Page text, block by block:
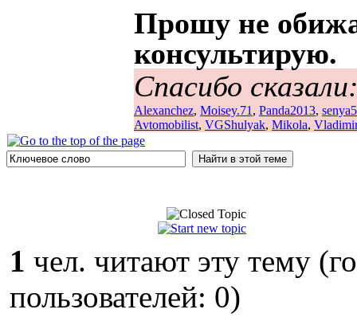
Прошу не
консультирую.
Спасибо
Alexanchez, Moisey.71 , Panda2013,
Avtomobilist, VGShulyak, Mikola,
1 чел. читают эту тему
пользователей: 0)